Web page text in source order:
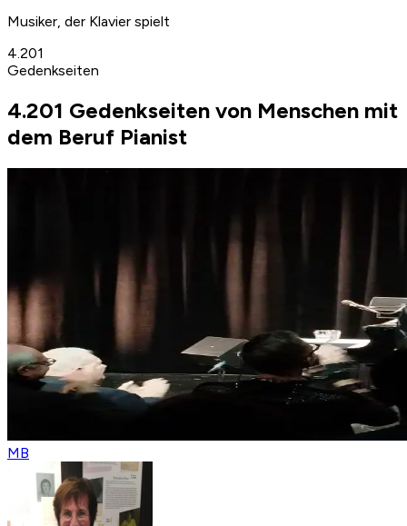
Musiker, der Klavier spielt
4.201
Gedenkseiten
4.201 Gedenkseiten von Menschen mit
dem Beruf Pianist
MB